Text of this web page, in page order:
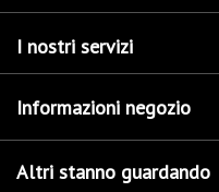
I nostri servizi
Informazioni negozio
Altri stanno guardando